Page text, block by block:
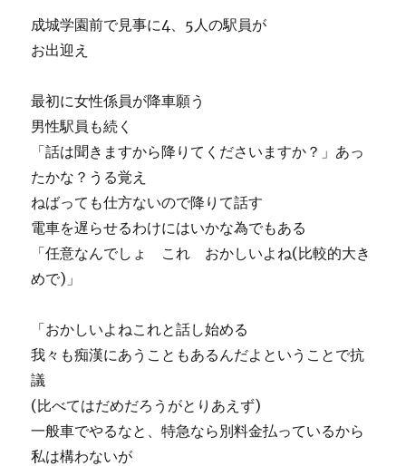
成城学園前で見事に4、5人の駅員が
お出迎え
最初に女性係員が降車願う
男性駅員も続く
「話は聞きますから降りてくださいますか？」あっ
たかな？うる覚え
ねばっても仕方ないので降りて話す
電車を遅らせるわけにはいかな為でもある
「任意なんでしょ これ おかしいよね(比較的大き
めで)」
「おかしいよねこれと話し始める
我々も痴漢にあうこともあるんだよということで抗
議
(比べてはだめだろうがとりあえず)
一般車でやるなと、特急なら別料金払っているから
私は構わないが